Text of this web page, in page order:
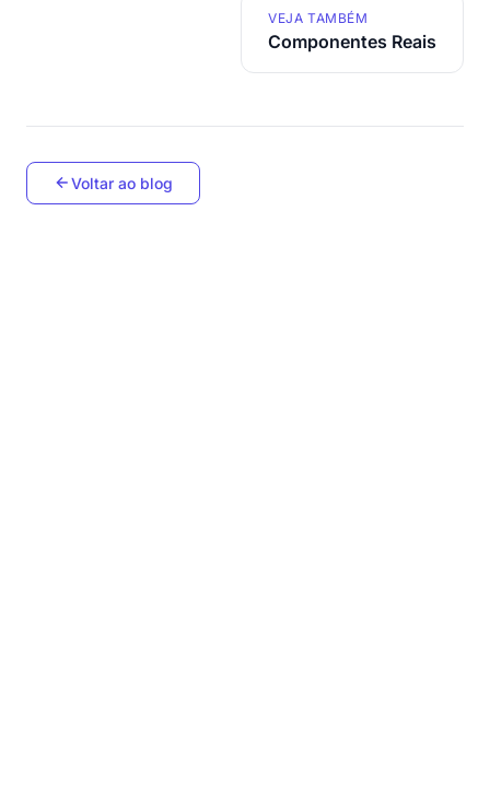
VEJA TAMBÉM
Componentes Reais
Voltar ao blog